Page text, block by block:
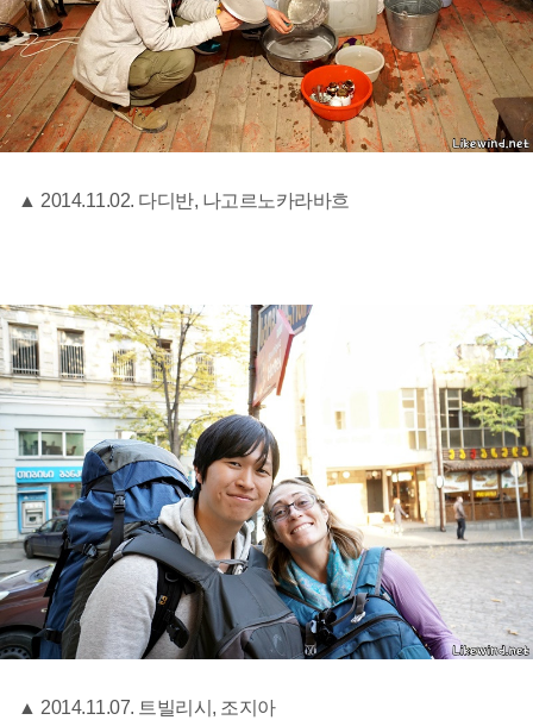
▲ 2014.11.02. 다디반, 나고르노카라바흐
▲ 2014.11.07. 트빌리시, 조지아